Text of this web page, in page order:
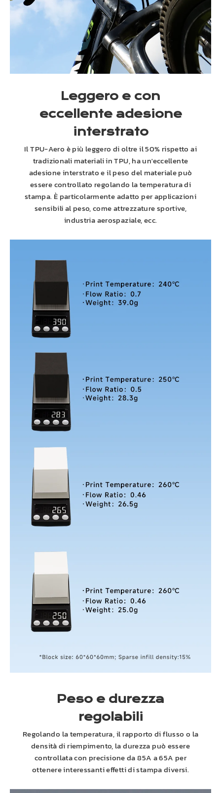
Leggero e con
eccellente adesione
interstrato
Il TPU-Aero è più leggero di oltre il 50% rispetto ai
tradizionali materiali in TPU, ha un'eccellente
adesione interstrato e il peso del materiale può
essere controllato regolando la temperatura di
stampa. È particolarmente adatto per applicazioni
sensibili al peso, come attrezzature sportive,
industria aerospaziale, ecc.
Peso e durezza
regolabili
Regolando la temperatura, il rapporto di flusso o la
densità di riempimento, la durezza può essere
controllata con precisione da 85A a 65A per
ottenere interessanti effetti di stampa diversi.